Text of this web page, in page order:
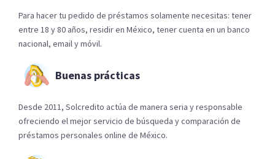
Para hacer tu pedido de préstamos solamente necesitas: tener
entre 18 y 80 años, residir en México, tener cuenta en un banco
nacional, email y móvil.
Buenas prácticas
Desde 2011, Solcredito actúa de manera seria y responsable
ofreciendo el mejor servicio de búsqueda y comparación de
préstamos personales online de México.